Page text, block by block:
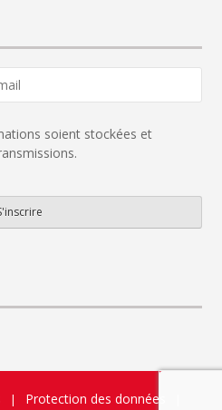
soient stockées et
| Protection des données